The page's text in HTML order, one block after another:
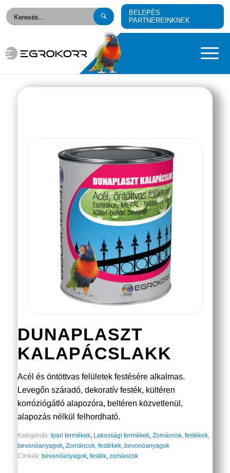
BELEPÉS
PARTNEREINKNEK
DUNAPLASZT
KALAPÁCSLAKK
Acél és öntöttvas felületek festésére alkalmas.
Levegőn száradó, dekoratív festék, kültéren
korróziógátló alapozóra, beltéren közvetlenül,
alapozás nélkül felhordható.
Kategóriák: Ipari termékek, Lakossági termékek, Zománcok, festékek,
bevonóanyagok, Zománcok, festékek, bevonóanyagok
Címkék: bevonóanyagok, festék, zománcok